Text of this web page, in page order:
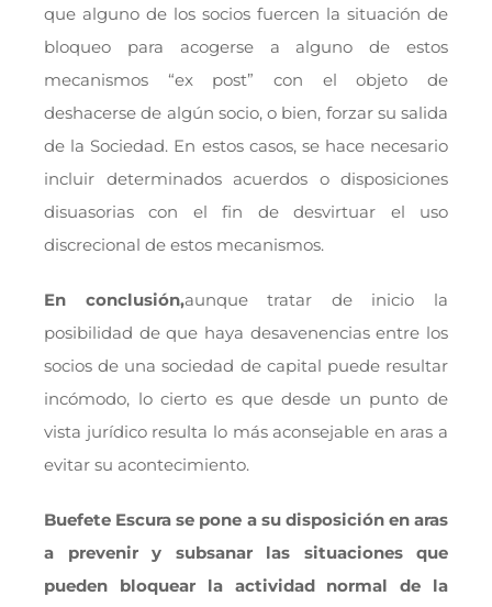
que alguno de los socios fuercen la situación de
bloqueo para acogerse a alguno de estos
mecanismos “ex post” con el objeto de
deshacerse de algún socio, o bien, forzar su salida
de la Sociedad. En estos casos, se hace necesario
incluir determinados acuerdos o disposiciones
disuasorias con el fin de desvirtuar el uso
discrecional de estos mecanismos.
En conclusión,aunque tratar de inicio la
posibilidad de que haya desavenencias entre los
socios de una sociedad de capital puede resultar
incómodo, lo cierto es que desde un punto de
vista jurídico resulta lo más aconsejable en aras a
evitar su acontecimiento.
Buefete Escura se pone a su disposición en aras
a prevenir y subsanar las situaciones que
pueden bloquear la actividad normal de la